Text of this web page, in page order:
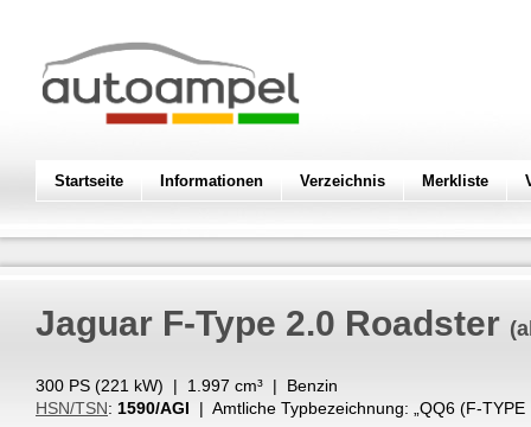
Startseite Informationen Verzeichnis Merkliste
Jaguar F-Type 2.0 Roadster
300 PS (221 kW) | 1.997 cm³ | Benzin
HSN/TSN: 1590/AGI | Amtliche Typbezeichnung: „ QQ6 (F-TYPE